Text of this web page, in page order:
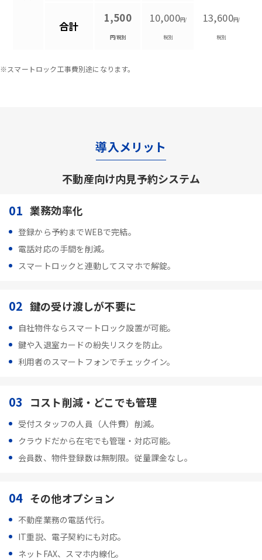
合計
1,500
円/税別
10,000円/
税別
13,600円/
税別
※スマートロック工事費別途になります。
導入メリット
不動産向け内見予約システム
01 業務効率化
登録から予約までWEBで完結。
電話対応の手間を削減。
スマートロックと連動してスマホで解錠。
02 鍵の受け渡しが不要に
自社物件ならスマートロック設置が可能。
鍵や入退室カードの紛失リスクを防止。
利用者のスマートフォンでチェックイン。
03 コスト削減・どこでも管理
受付スタッフの人員（人件費）削減。
クラウドだから在宅でも管理・対応可能。
会員数、物件登録数は無制限。従量課金なし。
04 その他オプション
不動産業務の電話代行。
IT重説、電子契約にも対応。
ネットFAX、スマホ内線化。